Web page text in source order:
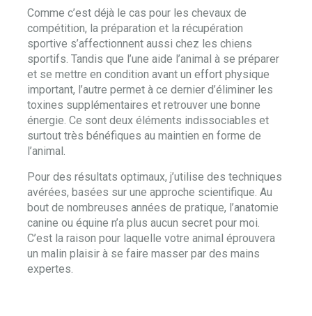
Comme c’est déjà le cas pour les chevaux de
compétition, la préparation et la récupération
sportive s’affectionnent aussi chez les chiens
sportifs. Tandis que l’une aide l’animal à se préparer
et se mettre en condition avant un effort physique
important, l’autre permet à ce dernier d’éliminer les
toxines supplémentaires et retrouver une bonne
énergie. Ce sont deux éléments indissociables et
surtout très bénéfiques au maintien en forme de
l’animal.
Pour des résultats optimaux, j’utilise des techniques
avérées, basées sur une approche scientifique. Au
bout de nombreuses années de pratique, l’anatomie
canine ou équine n’a plus aucun secret pour moi.
C’est la raison pour laquelle votre animal éprouvera
un malin plaisir à se faire masser par des mains
expertes.